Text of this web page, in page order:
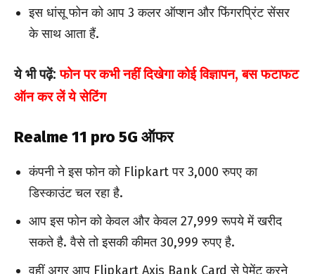
इस धांसू फोन को आप 3 कलर ऑप्शन और फिंगरप्रिंट सेंसर
के साथ आता हैं.
ये भी पढ़ें: फोन पर कभी नहीं दिखेगा कोई विज्ञापन, बस फटाफट
ऑन कर लें ये सेटिंग
Realme 11 pro 5G ऑफर
कंपनी ने इस फोन को Flipkart पर 3,000 रुपए का
डिस्काउंट चल रहा है.
आप इस फोन को केवल और केवल 27,999 रूपये में खरीद
सकते है. वैसे तो इसकी कीमत 30,999 रुपए है.
वहीं अगर आप Flipkart Axis Bank Card से पेमेंट करने